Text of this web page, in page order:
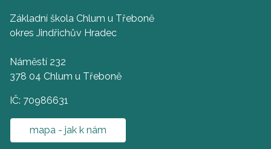
Základní škola Chlum u Třeboně
okres Jindřichův Hradec
Náměstí 232
378 04 Chlum u Třeboně
IČ: 70986631
mapa - jak k nám